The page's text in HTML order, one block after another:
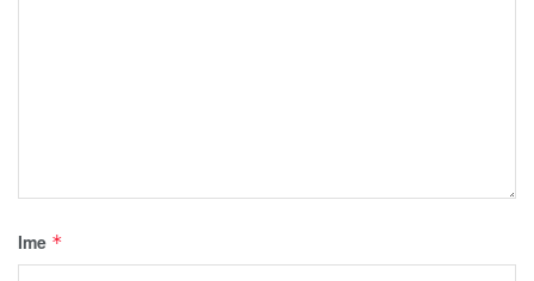
Ime *